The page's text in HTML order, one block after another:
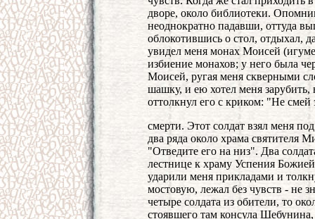
дворе, около библиотеки.
неоднократно падавши, оттуда
облокотившись о стол, отдыхал,
увидел меня монах Моисей
избиение монахов; у него была
Моисей, ругая меня скверными
шашку, и ею хотел меня
оттолкнул его с криком: "Не смей
смерти. Этот солдат взял меня
два ряда около храма святителя
"Отведите его на низ". Два
лестнице к храму Успения
ударили меня прикладами и
мостовую, лежал без чувств - не
четыре солдата из обители, то
стоявшего там консула